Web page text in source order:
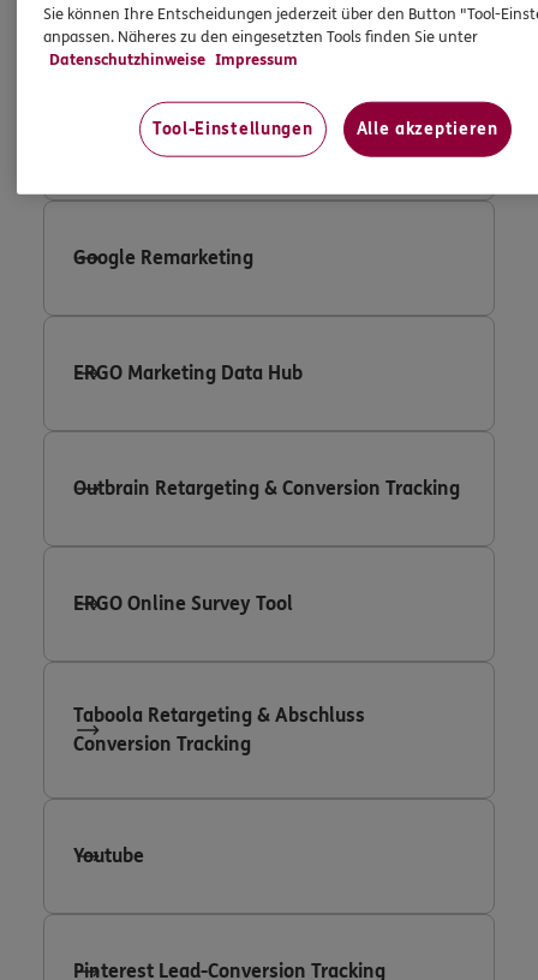
Facebook Custom Audience
Google Adwords Conversion Tracking
Google Remarketing
ERGO Marketing Data Hub
Outbrain Retargeting & Conversion Tracking
ERGO Online Survey Tool
Taboola Retargeting & Abschluss
Conversion Tracking
Youtube
Pinterest Lead-Conversion Tracking
Sie können Ihre Entscheidungen jederzeit über den Button "Tool-
anpassen. Näheres zu den eingesetzten Tools finden Sie unter
Datenschutzhinweise Impressum
Tool-Einstellungen Alle akzeptieren